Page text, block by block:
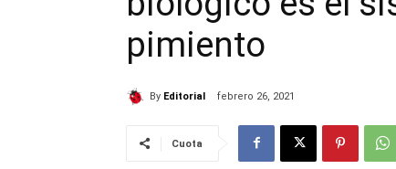
pimiento
By Editorial febrero 26, 2021
Cuota